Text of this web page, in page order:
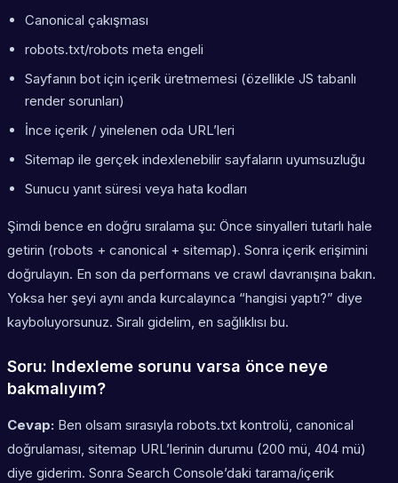
Canonical çakışması
robots.txt/robots meta engeli
Sayfanın bot için içerik üretmemesi (özellikle JS tabanlı
render sorunları)
İnce içerik / yinelenen oda URL’leri
Sitemap ile gerçek indexlenebilir sayfaların uyumsuzluğu
Sunucu yanıt süresi veya hata kodları
Şimdi bence en doğru sıralama şu: Önce sinyalleri tutarlı hale
getirin (robots + canonical + sitemap). Sonra içerik erişimini
doğrulayın. En son da performans ve crawl davranışına bakın.
Yoksa her şeyi aynı anda kurcalayınca “hangisi yaptı?” diye
kayboluyorsunuz. Sıralı gidelim, en sağlıklısı bu.
Soru: Indexleme sorunu varsa önce neye
bakmalıyım?
Cevap: Ben olsam sırasıyla robots.txt kontrolü, canonical
doğrulaması, sitemap URL’lerinin durumu (200 mü, 404 mü)
diye giderim. Sonra Search Console’daki tarama/içerik